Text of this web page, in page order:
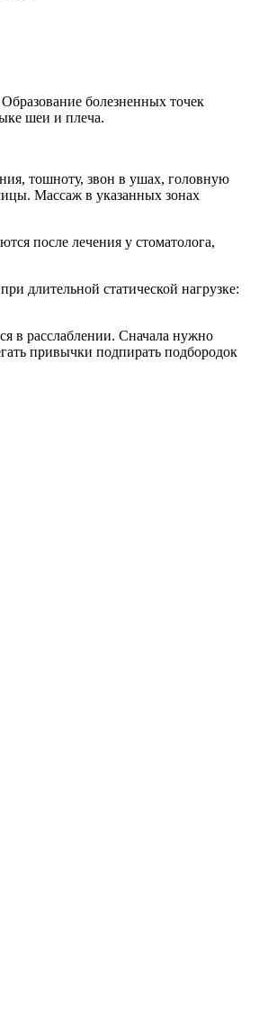
болезненных точек
шеи и плеча.
тошноту, звон в ушах, головную
Массаж в указанных зонах
после лечения у стоматолога,
длительной статической нагрузке:
в расслаблении. Сначала нужно
привычки подпирать подбородок